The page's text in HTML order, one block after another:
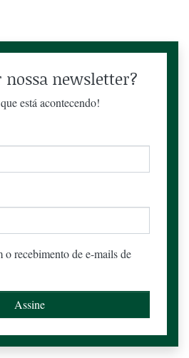
nossa newsletter?
está acontecendo!
recebimento de e-mails de